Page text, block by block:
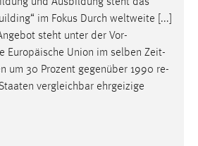
im Fokus Durch weltweite [...]
steht unter der Vor-
Europäische Union im selben Zeit-
um 30 Prozent gegenüber 1990 re-
vergleichbar ehrgeizige